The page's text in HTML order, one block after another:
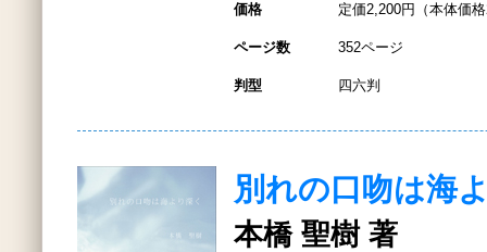
価格 定価2,200円（本体価
ページ数 352ページ
判型 四六判
別れの口吻は海
本橋 聖樹 著